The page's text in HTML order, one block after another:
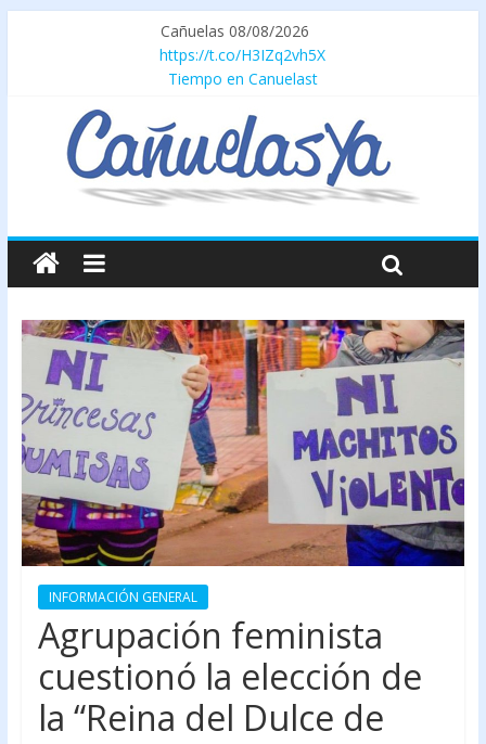
Cañuelas 08/08/2026
https://t.co/H3IZq2vh5X
Tiempo en Canuelast
INFORMACIÓN GENERAL
Agrupación feminista
cuestionó la elección de
la “Reina del Dulce de